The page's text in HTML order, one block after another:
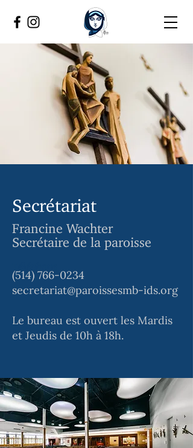
Secrétariat
Francine Wachter
Secrétaire de la paroisse
(514) 766-0234
secretariat@paroissesmb-ids.org
Le bureau est ouvert les Mardis
et Jeudis de 10h à 18h.